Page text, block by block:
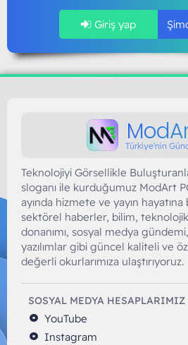
Giriş yap
Türkiye'nin
Teknolojiyi Görsellikle
sloganı ile kurduğumuz ModArt PC
ayında hizmete ve yayın hayatına
sektörel haberler, bilim,
donanımı, sosyal medya
yazılımlar gibi güncel kaliteli ve
değerli okurlarımıza ulaştırıyoruz.
SOSYAL MEDYA HESAPLARIMIZ
YouTube
Instagram